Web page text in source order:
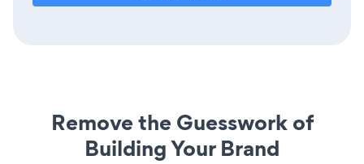
Remove the Guesswork of
Building Your Brand